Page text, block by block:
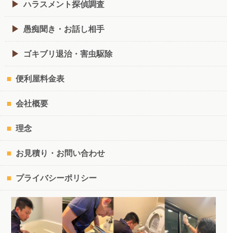
ハラスメント探偵調査
愚痴聞き・お話し相手
ゴキブリ退治・害虫駆除
便利屋料金表
会社概要
理念
お見積り・お問い合わせ
プライバシーポリシー